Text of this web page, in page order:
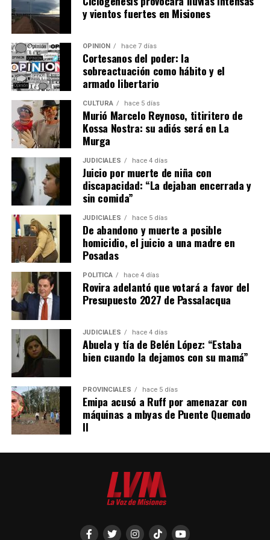
otorgar un
plazo de al menos 10 díascorridos para
ponerse al día, que se contarán desde que reciben la
– La notificación se deberá realizar en el domicilio
denunciado en el contrato o también por correo
electrónico y deberá precisar el lugar exacto del pago.
– Si se mantiene el incumplimiento del inquilino, el
propietario puede iniciar la acción de desalojo que se
efectuará en un plazo de 10 días hábiles.
– El propietario no puede negarse a recibir las llaves ni
poner condiciones para aceptarlas, aunque puede dejar
asentado por escrito que quedan deudas pendientes por
reclamar después.
– En el caso de que hayamenores o adultos en
situación de desamparado,
intervención obligatoria a los organismos de protección
locales y al Ministerio Público Tutelar.
Expropiaciones
– La declaración de utilidad pública se deberá aplicar de
manera restrictiva declaración de “utilidad pública”
deberá interpretarse de manera restrictiva.
– El Estado deberá fundamentar los motivos claramente
de esa medida.
cesante.
– La tasa de interés que se deberá pagar será la del
Índice de precios al Consumidor más la tasa del Banco
Nación a treinta días. No se realizará la transferencia sin
el pago de la indemnización, aunque el Estado podrá
y vientos fuertes en Misiones
OPINIÓN hace 7 días
Cortesanos del poder: la
sobreactuación como hábito y el
armado libertario
CULTURA hace 5 días
Murió Marcelo Reynoso, titiritero de
Kossa Nostra: su adiós será en La
Murga
JUDICIALES hace 4 días
Juicio por muerte de niña con
discapacidad: “La dejaban encerrada y
sin comida”
JUDICIALES hace 5 días
De abandono y muerte a posible
homicidio, el juicio a una madre en
Posadas
POLÍTICA hace 4 días
Rovira adelantó que votará a favor del
Presupuesto 2027 de Passalacqua
JUDICIALES hace 4 días
Abuela y tía de Belén López: “Estaba
bien cuando la dejamos con su mamá”
PROVINCIALES hace 5 días
Emipa acusó a Ruff por amenazar con
máquinas a mbyas de Puente Quemado
II